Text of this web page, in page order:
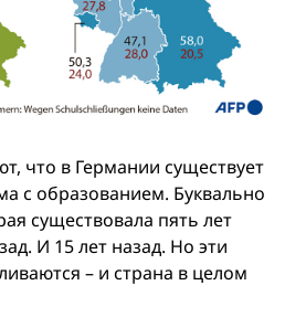
что в Германии существует
с образованием. Буквально
существовала пять лет
И 15 лет назад. Но эти
– и страна в целом